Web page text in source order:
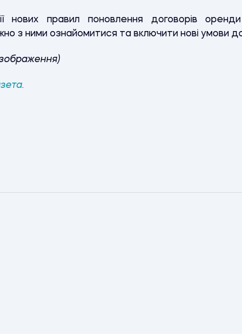
нових правил поновлення договорів оренди
з ними ознайомитися та включити нові умови